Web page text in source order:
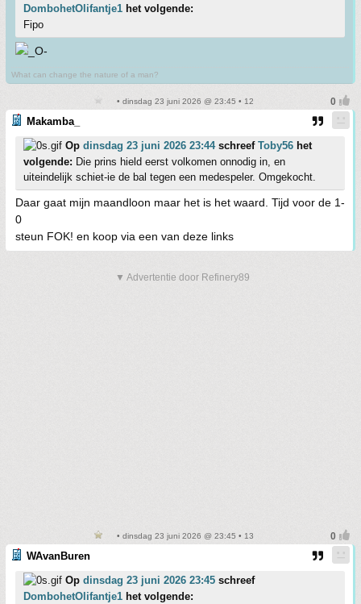
DombohetOlifantje1 het volgende:
Fipo
What can change the nature of a man?
• dinsdag 23 juni 2026 @ 23:45 • 12
Makamba_
Op dinsdag 23 juni 2026 23:44schreef Toby56 het
volgende: Die prins hield eerst volkomen onnodig in, en
uiteindelijk schiet-ie de bal tegen een medespeler. Omgekocht.
Daar gaat mijn maandloon maar het is het waard. Tijd voor de 1-
0
steun FOK! en koop via een van deze links
▼ Advertentie door Refinery89
• dinsdag 23 juni 2026 @ 23:45 • 13
WAvanBuren
Op dinsdag 23 juni 2026 23:45 schreef
DombohetOlifantje1 het volgende: